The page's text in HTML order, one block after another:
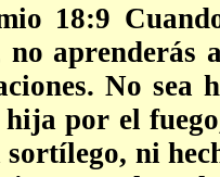
18:9
aprenderás
No sea
por el
sortílego, ni